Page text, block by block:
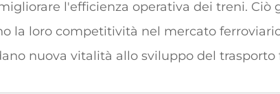
l'efficienza operativa dei treni. Ciò
la loro competitività nel mercato
nuova vitalità allo sviluppo del trasporto